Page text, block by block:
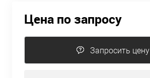
Цена по запросу
Запросить цену